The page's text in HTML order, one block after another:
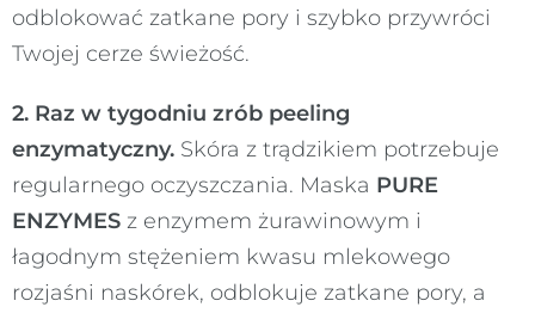
odblokować zatkane pory i szybko przywróci
Twojej cerze świeżość.
2. Raz w tygodniu zrób peeling
enzymatyczny. Skóra z trądzikiem potrzebuje
regularnego oczyszczania. Maska PURE
ENZYMES z enzymem żurawinowym i
łagodnym stężeniem kwasu mlekowego
rozjaśni naskórek, odblokuje zatkane pory, a